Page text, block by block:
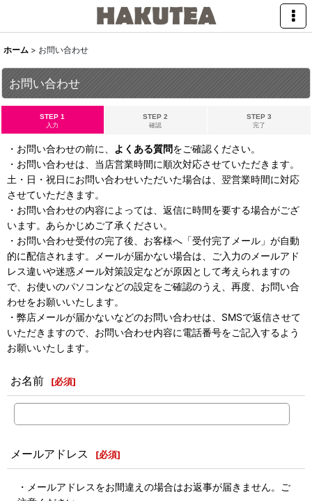
ホーム > お問い合わせ
お問い合わせ
STEP 1
入力
STEP 2
確認
STEP 3
完了
・お問い合わせの前に、 よくある質問をご確認ください。
・お問い合わせは、当店営業時間に順次対応させていただきます。
土・日・祝日にお問い合わせいただいた場合は、翌営業時間に対応
させていただきます。
・お問い合わせの内容によっては、返信に時間を要する場合がござ
います。あらかじめご了承ください。
・お問い合わせ受付の完了後、お客様へ「受付完了メール」が自動
的に配信されます。メールが届かない場合は、ご入力のメールアド
レス違いや迷惑メール対策設定などが原因として考えられますの
で、お使いのパソコンなどの設定をご確認のうえ、再度、お問い合
わせをお願いいたします。
・弊店メールが届かないなどのお問い合わせは、SMSで返信させて
いただきますので、お問い合わせ内容に電話番号をご記入するよう
お願いいたします。
お名前 [必須]
メールアドレス [必須]
・メールアドレスをお間違えの場合はお返事が届きません。ご